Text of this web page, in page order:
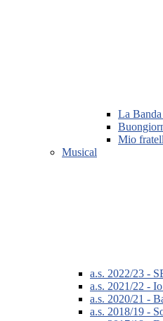
La
Mio
Musical
a.s. 2022/23 -
a.s. 2021/22 -
a.s. 2020/21 -
a.s. 2018/19 -